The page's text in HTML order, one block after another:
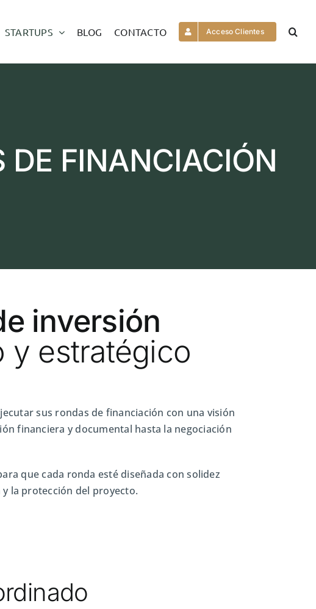
STARTUPS BLOG CONTACTO Acceso Clientes
FINANCIACIÓN
inversión
y estratégico
sus rondas de financiación con una visión
financiera y documental hasta la negociación
que cada ronda esté diseñada con solidez
la protección del proyecto.